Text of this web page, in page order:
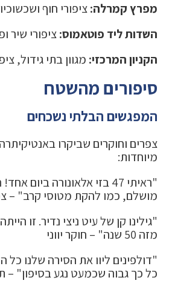
מפרץ קמרלה:ציפורי חוף
השדות ליד פוטאמוס:ציפורי שיר
הקניון המרכזי: מגוון בתי גידול,
סיפורים מהשטח
המפגשים הבלתי נשכחים
צפרים וחוקרים שביקרו
מיוחדות:
"ראיתי 47 בזי אלאונורה ביום
מושלם, כמו להקת מטוסי קרב" –
"גילינו קן של עיט ניצי נדיר. זו
מזה 50 שנה" – חוקר יווני
"דולפינים ליוו את הסירה שלנו
כל כך גבוה שכמעט נגע בסיפון" –